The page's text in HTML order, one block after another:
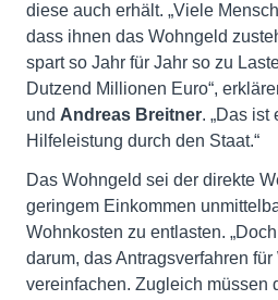
diese auch erhält. „Viele
dass ihnen das Wohngeld
spart so Jahr für Jahr so zu
Dutzend Millionen Euro“,
und Andreas Breitner. „Das ist
Hilfeleistung durch den Staat.“
Das Wohngeld sei der direkte
geringem Einkommen
Wohnkosten zu entlasten.
darum, das Antragsverfahren
vereinfachen. Zugleich müssen